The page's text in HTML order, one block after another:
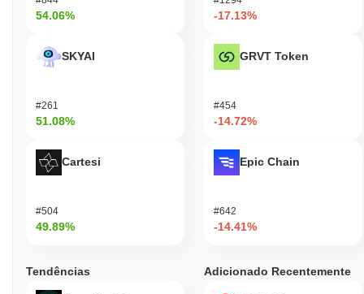
54.06%
SKYAI
#261
51.08%
Cartesi
#504
49.89%
-17.13%
GRVT Token
#454
-14.72%
Epic Chain
#642
-14.41%
Tendências Adicionado Recentemente